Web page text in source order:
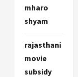
mharo
shyam
rajasthani
movie
subsidy